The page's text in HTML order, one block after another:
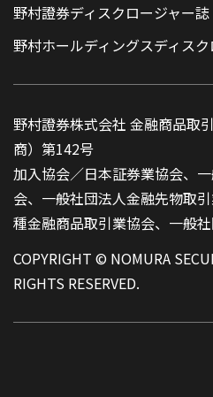
野村證券ディスクロージャー誌
野村ホールディングスディス
野村證券株式会社 金融商品取
商）第142号
加入協会／日本証券業協会、
会、一般社団法人金融先物取
種金融商品取引業協会、一般
COPYRIGHT © NOMURA
RIGHTS RESERVED.